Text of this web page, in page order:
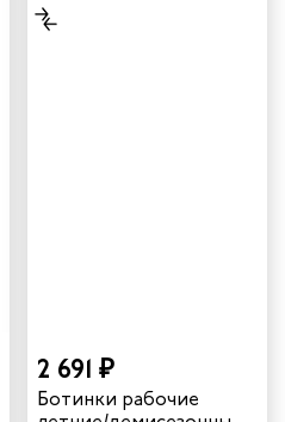
2 691 ₽
Ботинки рабочие